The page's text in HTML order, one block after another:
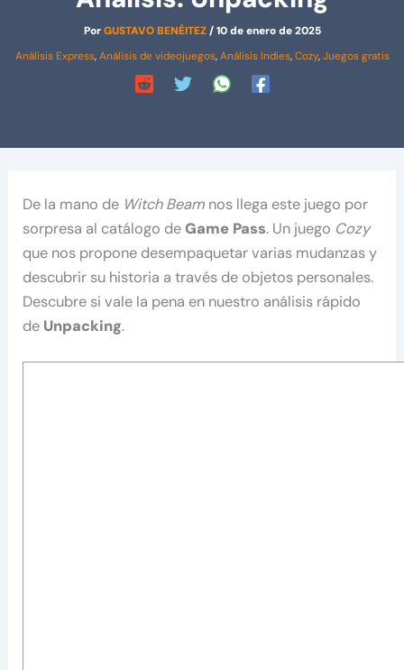
PorGUSTAVO BENÉITEZ/10 de enero de 2025
Análisis Express,Análisis de videojuegos,Análisis Indies,Cozy,Juegos gratis
De la mano de Witch Beam nos llega este juego por
sorpresa al catálogo deGame Pass. Un juego Cozy
que nos propone desempaquetar varias mudanzas y
descubrir su historia a través de objetos personales.
Descubre si vale la pena en nuestro análisis rápido
de Unpacking.